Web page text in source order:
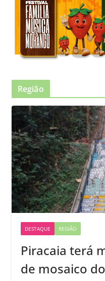
Região
DESTAQUE REGIÃO
Piracaia terá
de mosaico